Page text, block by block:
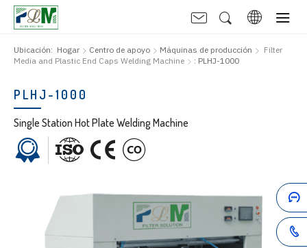
Ubicación: Hogar Centro de apoyo Máquinas de producción
Filter
Media and Plastic End Caps Welding Machine
: PLHJ-1000
PLHJ-1000
Single Station Hot Plate Welding Machine